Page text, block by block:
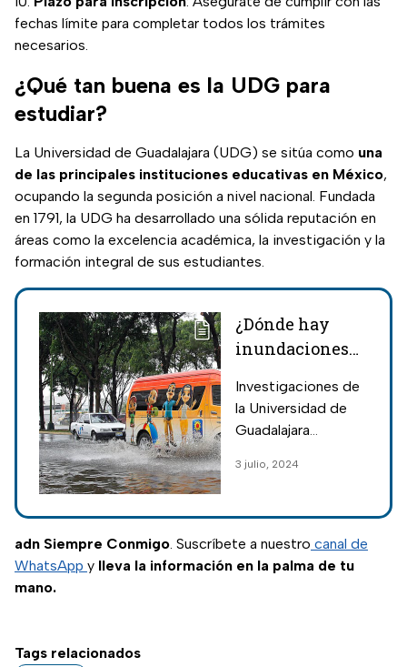
fechas límite para completar todos los trámites
necesarios.
¿Qué tan buena es la UDG para
estudiar?
La Universidad de Guadalajara (UDG) se sitúa como una
de las principales instituciones educativas en México,
ocupando la segunda posición a nivel nacional. Fundada
en 1791, la UDG ha desarrollado una sólida reputación en
áreas como la excelencia académica, la investigación y la
formación integral de sus estudiantes.
¿Dónde hay
inundaciones
Los lugares con
más riesgo
Investigaciones de
la Universidad de
Guadalajara
aumento a 570 los
la Perla Tapatía; 180
son de alta
peligrosidad por
3 julio, 2024
adn Siempre Conmigo. Suscríbete a nuestro canal de
WhatsApp y lleva la información en la palma de tu
mano.
Tags relacionados